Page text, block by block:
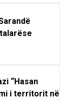
“Hasan
i territorit në